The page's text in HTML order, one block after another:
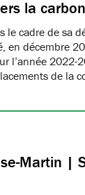
la
le cadre de sa
en décembre
l’année
de la
Martin |